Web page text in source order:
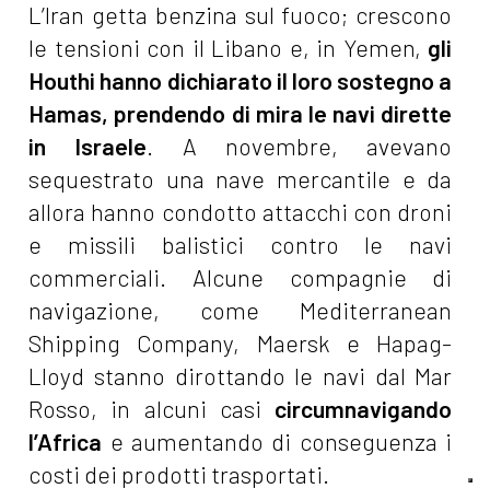
L’Iran getta benzina sul fuoco; crescono
le tensioni con il Libano e, in Yemen, gli
Houthi hanno dichiarato il loro sostegno a
Hamas, prendendo di mira le navi dirette
in Israele. A novembre, avevano
sequestrato una nave mercantile e da
allora hanno condotto attacchi con droni
e missili balistici contro le navi
commerciali. Alcune compagnie di
navigazione, come Mediterranean
Shipping Company, Maersk e Hapag-
Lloyd stanno dirottando le navi dal Mar
Rosso, in alcuni casi circumnavigando
l’Africa e aumentando di conseguenza i
costi dei prodotti trasportati.